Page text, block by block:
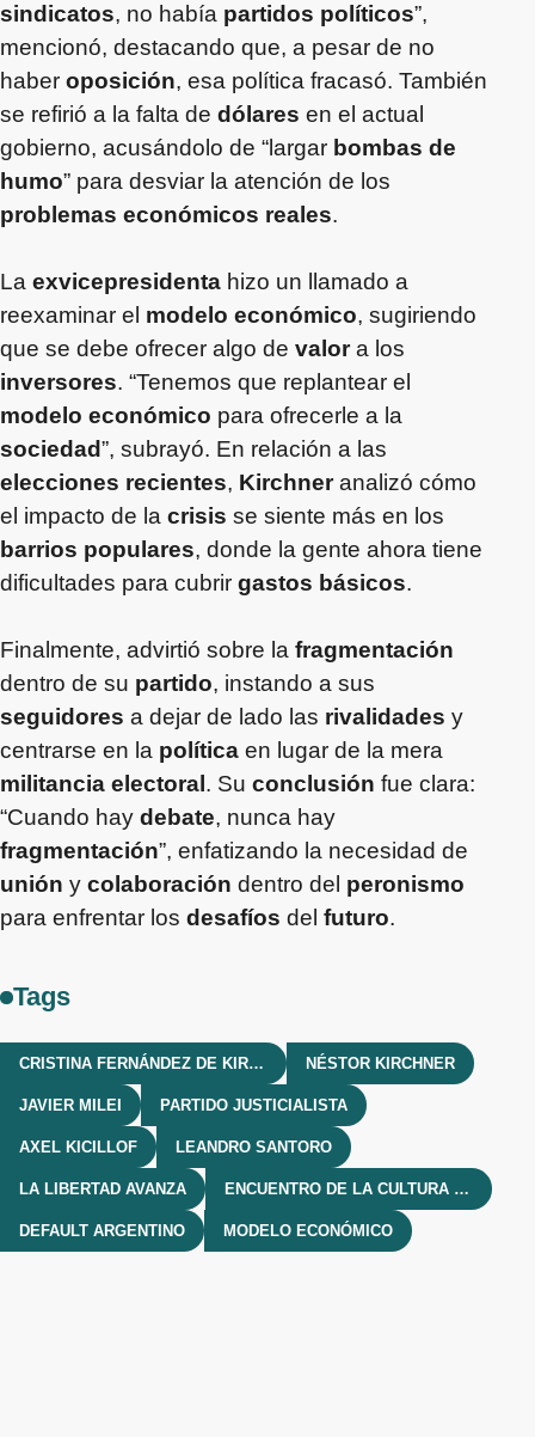
sindicatos, no había partidos políticos”,
mencionó, destacando que, a pesar de no
haber oposición, esa política fracasó. También
se refirió a la falta de dólares en el actual
gobierno, acusándolo de “largar bombas de
humo” para desviar la atención de los
problemas económicos reales.
La exvicepresidenta hizo un llamado a
reexaminar el modelo económico, sugiriendo
que se debe ofrecer algo de valora los
inversores. “Tenemos que replantear el
modelo económico para ofrecerle a la
sociedad”, subrayó. En relación a las
elecciones recientes, Kirchneranalizó cómo
el impacto de la crisis se siente más en los
barrios populares, donde la gente ahora tiene
dificultades para cubrir gastos básicos.
Finalmente, advirtió sobre la fragmentación
dentro de su partido, instando a sus
seguidores a dejar de lado las rivalidades y
centrarse en la política en lugar de la mera
militancia electoral . Su conclusión fue clara:
“Cuando hay debate, nunca hay
fragmentación”, enfatizando la necesidad de
unión y colaboración dentro del peronismo
para enfrentar los desafíos del futuro.
Tags
CRISTINA FERNÁNDEZ DE KIRCHNER NÉSTOR KIRCHNER
JAVIER MILEI PARTIDO JUSTICIALISTA
AXEL KICILLOF LEANDRO SANTORO
LA LIBERTAD AVANZA ENCUENTRO DE LA CULTURA POPULAR
DEFAULT ARGENTINO MODELO ECONÓMICO